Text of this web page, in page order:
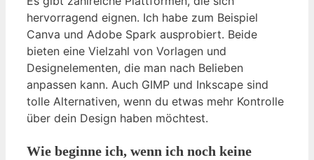
hervorragend eignen. Ich habe zum Beispiel
Canva und Adobe Spark ausprobiert. Beide
bieten eine Vielzahl von Vorlagen und
Designelementen, die man nach Belieben
anpassen kann. Auch GIMP und Inkscape sind
tolle Alternativen, wenn du etwas mehr Kontrolle
über dein Design haben möchtest.
Wie beginne ich, wenn ich noch keine